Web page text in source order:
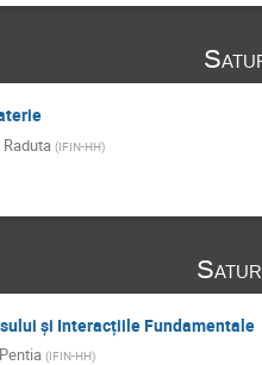
(IFIN-HH)
și Interacțiile Fundamentale
(IFIN-HH)